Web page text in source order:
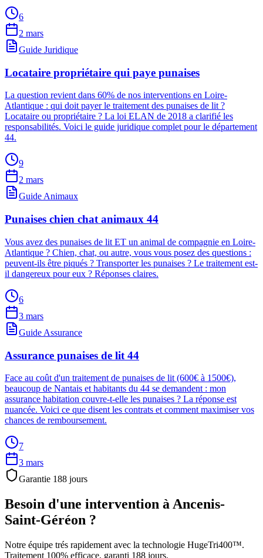
6
2 mars
Guide Juridique
Locataire propriétaire qui paye punaises
La question revient dans 60% de nos interventions en Loire-
Atlantique : qui doit payer le traitement des punaises de lit ?
Locataire ou propriétaire ? La loi ELAN de 2018 a clarifié les
responsabilités. Voici le guide juridique complet pour le département
44.
9
2 mars
Guide Animaux
Punaises chien chat animaux 44
Vous avez des punaises de lit ET un animal de compagnie en Loire-
Atlantique ? Chien, chat, ou autre, vous vous posez des questions :
peuvent-ils être piqués ? Transporter les punaises ? Le traitement est-
il dangereux pour eux ? Réponses claires.
6
3 mars
Guide Assurance
Assurance punaises de lit 44
Face au coût d'un traitement de punaises de lit (600€ à 1500€),
beaucoup de Nantais et habitants du 44 se demandent : mon
assurance habitation couvre-t-elle les punaises ? La réponse est
nuancée. Voici ce que disent les contrats et comment maximiser vos
chances de remboursement.
7
3 mars
Garantie 188 jours
Besoin d'une intervention à Ancenis-
Saint-Géréon ?
Notre équipe trés rapidement avec la technologie HugeTri400™.
Traitement 100% efficace, garanti 188 jours.